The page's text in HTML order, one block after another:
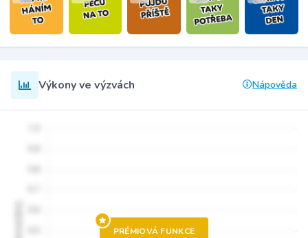
Výkony ve výzvách Nápověda
PRÉMIOVÁ FUNKCE